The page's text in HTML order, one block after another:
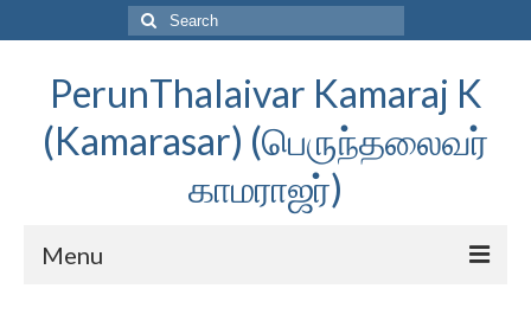
Search
for:
PerunThalaivar Kamaraj K
(Kamarasar) (பெருந்தலைவர்
காமராஜர்)
Menu